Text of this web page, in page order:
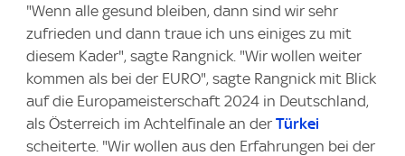
"Wenn alle gesund bleiben, dann sind wir sehr
zufrieden und dann traue ich uns einiges zu mit
diesem Kader", sagte Rangnick. "Wir wollen weiter
kommen als bei der EURO", sagte Rangnick mit Blick
auf die Europameisterschaft 2024 in Deutschland,
als Österreich im Achtelfinale an der Türkei
scheiterte. "Wir wollen aus den Erfahrungen bei der